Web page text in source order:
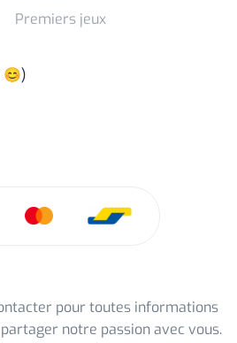
Premiers jeux
😊)
pour toutes informations
notre passion avec vous.